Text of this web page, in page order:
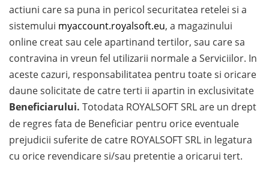
actiuni care sa puna in pericol securitatea retelei si a
sistemului myaccount.royalsoft.eu, a magazinului
online creat sau cele apartinand tertilor, sau care sa
contravina in vreun fel utilizarii normale a Serviciilor. In
aceste cazuri, responsabilitatea pentru toate si oricare
daune solicitate de catre terti ii apartin in exclusivitate
Beneficiarului. Totodata ROYALSOFT SRL are un drept
de regres fata de Beneficiar pentru orice eventuale
prejudicii suferite de catre ROYALSOFT SRL in legatura
cu orice revendicare si/sau pretentie a oricarui tert.